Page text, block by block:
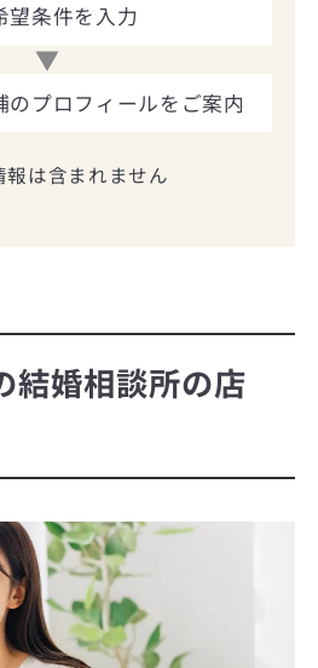
望条件を入力
のプロフィールをご案内
は含まれません
結婚相談所の店